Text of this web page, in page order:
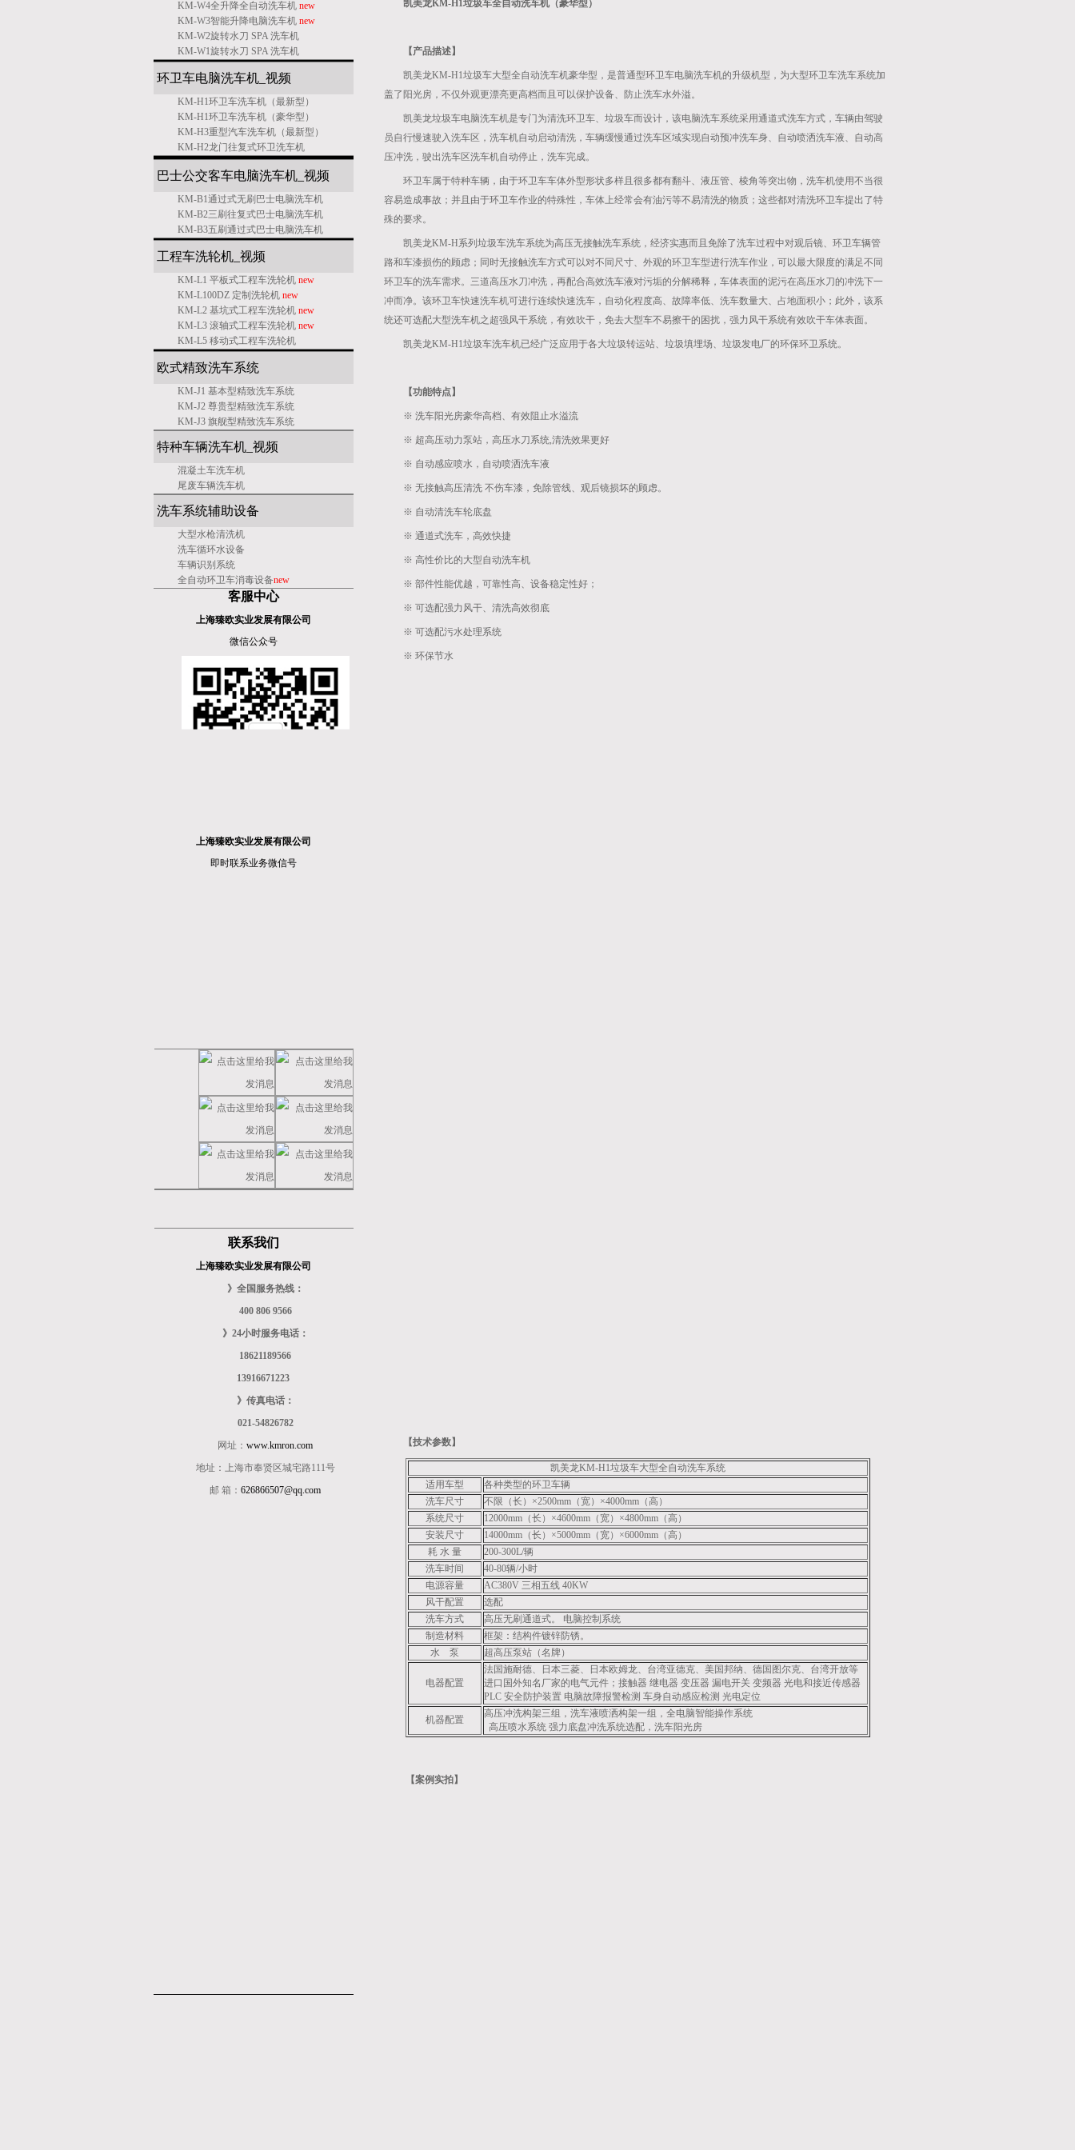
KM-W4全升降全自动洗车机 new
KM-W3智能升降电脑洗车机 new
KM-W2旋转水刀 SPA 洗车机
KM-W1旋转水刀 SPA 洗车机
环卫车电脑洗车机_ 视频
KM-H1环卫车洗车机（最新型）
KM-H1环卫车洗车机（豪华型）
KM-H3重型汽车洗车机（最新型）
KM-H2龙门往复式环卫洗车机
巴士公交客车电脑洗车机 视频
KM-B1通过式无刷巴士电脑洗车机
KM-B2三刷往复式巴士电脑洗车机
KM-B3五刷通过式巴士电脑洗车机
工程车洗轮机 视频
KM-L1 平板式工程车洗轮机 new
KM-L100DZ 定制洗轮机 new
KM-L2 基坑式工程车洗轮机 new
KM-L3 滚轴式工程车洗轮机 new
KM-L5 移动式工程车洗轮机
欧式精致洗车系统
KM-J1 基本型精致洗车系统
KM-J2 尊贵型精致洗车系统
KM-J3 旗舰型精致洗车系统
特种车辆洗车机_视频
混凝土车洗车机
尾废车辆洗车机
洗车系统辅助设备
大型水枪清洗机
洗车循环水设备
车辆识别系统
全自动环卫车消毒设备new
客服中心
上海臻欧实业发展有限公司
微信公众号
上海臻欧实业发展有限公司
即时联系业务微信号
联系我们
上海臻欧实业发展有限公司
》全国服务热线：
400 806 9566
》24小时服务电话：
18621189566
13916671223
》传真电话：
021-54826782
网址：www.kmron.com
地址：上海市奉贤区城宅路111号
邮 箱：626866507@qq.com
凯美龙KM-H1垃圾车全自动洗车机（豪华型）
【产品描述】
凯美龙KM-H1垃圾车大型全自动洗车机豪华型，是普通型环卫车电脑洗车机的升级机型，为大型环卫车洗车系统加
盖了阳光房，不仅外观更漂亮更高档而且可以保护设备、防止洗车水外溢。
凯美龙垃圾车电脑洗车机是专门为清洗环卫车、垃圾车而设计，该电脑洗车系统采用通道式洗车方式，车辆由驾驶
员自行慢速驶入洗车区，洗车机自动启动清洗，车辆缓慢通过洗车区域实现自动预冲洗车身、自动喷洒洗车液、自动高
压冲洗，驶出洗车区洗车机自动停止，洗车完成。
环卫车属于特种车辆，由于环卫车车体外型形状多样且很多都有翻斗、液压管、棱角等突出物，洗车机使用不当很
容易造成事故；并且由于环卫车作业的特殊性，车体上经常会有油污等不易清洗的物质；这些都对清洗环卫车提出了特
殊的要求。
凯美龙KM-H系列垃圾车洗车系统为高压无接触洗车系统，经济实惠而且免除了洗车过程中对观后镜、环卫车辆管
路和车漆损伤的顾虑；同时无接触洗车方式可以对不同尺寸、外观的环卫车型进行洗车作业，可以最大限度的满足不同
环卫车的洗车需求。三道高压水刀冲洗，再配合高效洗车液对污垢的分解稀释，车体表面的泥污在高压水刀的冲洗下一
冲而净。该环卫车快速洗车机可进行连续快速洗车，自动化程度高、故障率低、洗车数量大、占地面积小；此外，该系
统还可选配大型洗车机之超强风干系统，有效吹干，免去大型车不易擦干的困扰，强力风干系统有效吹干车体表面。
凯美龙KM-H1垃圾车洗车机已经广泛应用于各大垃圾转运站、垃圾填埋场、垃圾发电厂的环保环卫系统。
【功能特点】
※ 洗车阳光房豪华高档、有效阻止水溢流
※ 超高压动力泵站，高压水刀系统,清洗效果更好
※ 自动感应喷水，自动喷洒洗车液
※ 无接触高压清洗 不伤车漆，免除管线、观后镜损坏的顾虑。
※ 自动清洗车轮底盘
※ 通道式洗车，高效快捷
※ 高性价比的大型自动洗车机
※ 部件性能优越，可靠性高、设备稳定性好；
※ 可选配强力风干、清洗高效彻底
※ 可选配污水处理系统
※ 环保节水
【技术参数】
凯美龙KM-H1垃圾车大型全自动洗车系统
适用车型
各种类型的环卫车辆
洗车尺寸
不限（长）×2500mm（宽）×4000mm（高）
系统尺寸
12000mm（长）×4600mm（宽）×4800mm（高）
安装尺寸
14000mm（长）×5000mm（宽）×6000mm（高）
耗 水 量
200-300L/辆
洗车时间
40-80辆/小时
电源容量
AC380V 三相五线 40KW
风干配置
选配
洗车方式
高压无刷通道式。 电脑控制系统
制造材料
框架：结构件镀锌防锈。
水 泵
超高压泵站（名牌）
电器配置
法国施耐德、日本三菱、日本欧姆龙、台湾亚德克、美国邦纳、德国图尔克、台湾开放等
进口国外知名厂家的电气元件；接触器 继电器 变压器 漏电开关 变频器 光电和接近传感器
PLC 安全防护装置 电脑故障报警检测 车身自动感应检测 光电定位
机器配置
高压冲洗构架三组，洗车液喷洒构架一组，全电脑智能操作系统
高压喷水系统 强力底盘冲洗系统选配，洗车阳光房
【案例实拍】